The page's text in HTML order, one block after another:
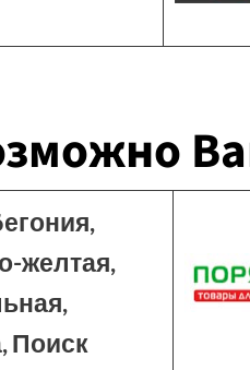
желтая,
Поиск